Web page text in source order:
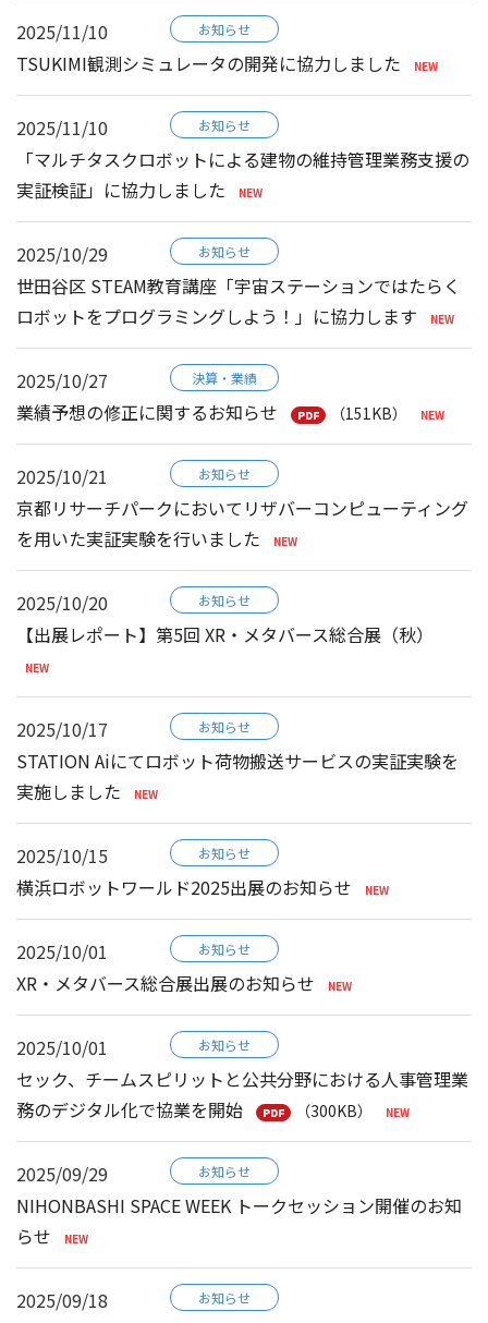
2025/11/10 お知らせ
TSUKIMI観測シミュレータの開発に協力しました
2025/11/10 お知らせ
「マルチタスクロボットによる建物の維持管理業務支援の
実証検証」に協力しました
2025/10/29 お知らせ
世田谷区 STEAM教育講座「宇宙ステーションではたらく
ロボットをプログラミングしよう！」に協力します
2025/10/27 決算・業績
業績予想の修正に関するお知らせ （151KB）
2025/10/21 お知らせ
京都リサーチパークにおいてリザバーコンピューティング
を用いた実証実験を行いました
2025/10/20 お知らせ
【出展レポート】第5回 XR・メタバース総合展（秋）
2025/10/17 お知らせ
STATION Aiにてロボット荷物搬送サービスの実証実験を
実施しました
2025/10/15 お知らせ
横浜ロボットワールド2025出展のお知らせ
2025/10/01 お知らせ
XR・メタバース総合展出展のお知らせ
2025/10/01 お知らせ
セック、チームスピリットと公共分野における人事管理業
務のデジタル化で協業を開始
（300KB）
2025/09/29 お知らせ
NIHONBASHI SPACE WEEK トークセッション開催のお知
らせ
2025/09/18 お知らせ